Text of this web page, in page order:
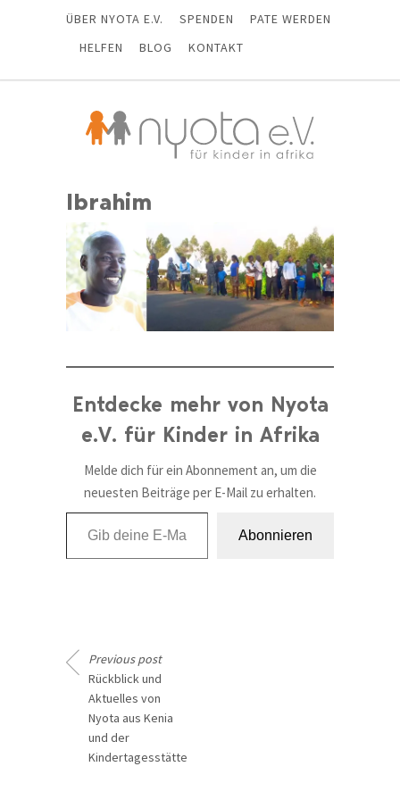
ÜBER NYOTA E.V. SPENDEN
PATE WERDEN
HELFEN
BLOG KONTAKT
Ibrahim
Entdecke mehr von Nyota
e.V. für Kinder in Afrika
Melde dich für ein Abonnement an, um die
neuesten Beiträge per E-Mail zu erhalten.
Gib deine E-Mail-Adresse ein ...
Abonnieren
Previous post
Rückblick und
Aktuelles von
Nyota aus Kenia
und der
Kindertagesstätte